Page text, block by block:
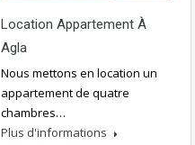
Location Appartement À
Agla
Nous mettons en location un
appartement de quatre
chambres…
Plus d'informations